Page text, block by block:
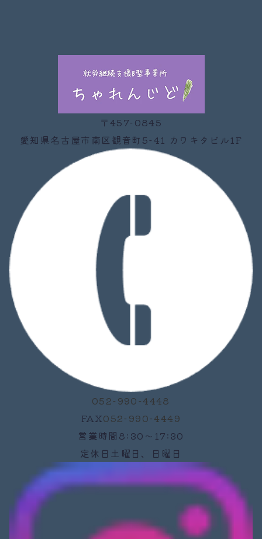
〒457-0845
愛知県名古屋市南区観音町5-41 カワキタビル1F
052-990-4448
FAX052-990-4449
営業時間 8:30～17:30
定休日 土曜日、日曜日